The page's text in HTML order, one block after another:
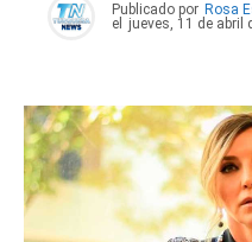
Publicado por Rosa
el
jueves, 11 de abril